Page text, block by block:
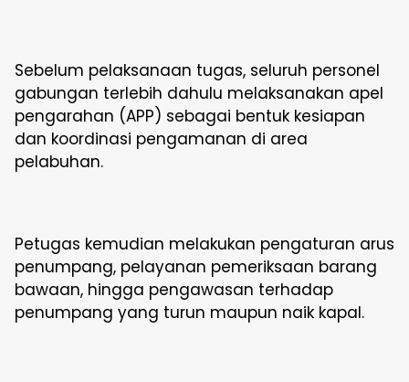
Sebelum pelaksanaan tugas, seluruh personel
gabungan terlebih dahulu melaksanakan apel
pengarahan (APP) sebagai bentuk kesiapan
dan koordinasi pengamanan di area
pelabuhan.
Petugas kemudian melakukan pengaturan arus
penumpang, pelayanan pemeriksaan barang
bawaan, hingga pengawasan terhadap
penumpang yang turun maupun naik kapal.